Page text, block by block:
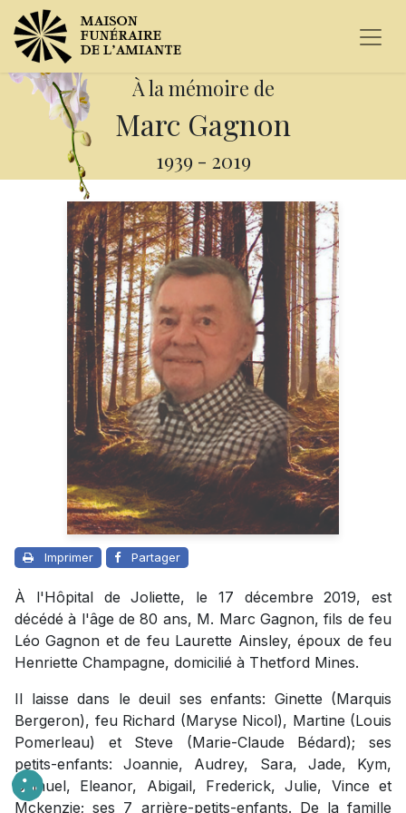
À la mémoire de
Marc Gagnon
1939 - 2019
Imprimer Partager
À l'Hôpital de Joliette, le 17 décembre 2019, est
décédé à l'âge de 80 ans, M. Marc Gagnon, fils de feu
Léo Gagnon et de feu Laurette Ainsley, époux de feu
Henriette Champagne, domicilié à Thetford Mines.
Il laisse dans le deuil ses enfants: Ginette (Marquis
Bergeron), feu Richard (Maryse Nicol), Martine (Louis
Pomerleau) et Steve (Marie-Claude Bédard); ses
petits-enfants: Joannie, Audrey, Sara, Jade, Kym,
Samuel, Eleanor, Abigail, Frederick, Julie, Vince et
Mckenzie; ses 7 arrière-petits-enfants. De la famille